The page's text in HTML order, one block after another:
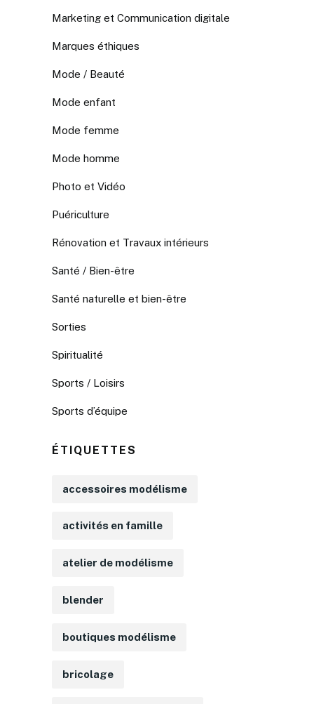
Marketing et Communication digitale
Marques éthiques
Mode / Beauté
Mode enfant
Mode femme
Mode homme
Photo et Vidéo
Puériculture
Rénovation et Travaux intérieurs
Santé / Bien-être
Santé naturelle et bien-être
Sorties
Spiritualité
Sports / Loisirs
Sports d’équipe
ÉTIQUETTES
accessoires modélisme
activités en famille
atelier de modélisme
blender
boutiques modélisme
bricolage